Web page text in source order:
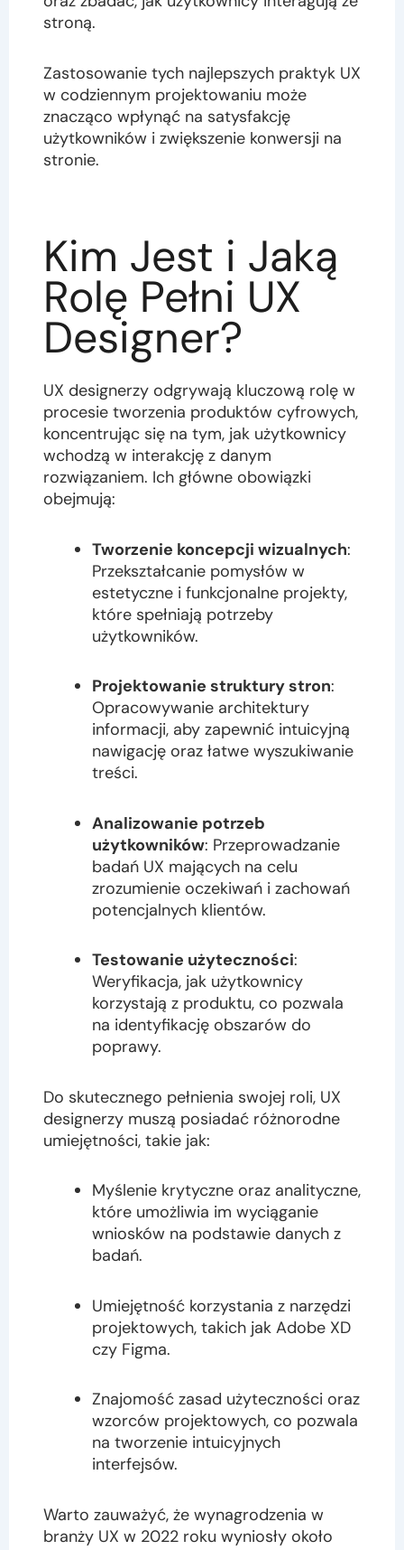
stroną.
Zastosowanie tych najlepszych praktyk UX
w codziennym projektowaniu może
znacząco wpłynąć na satysfakcję
użytkowników i zwiększenie konwersji na
stronie.
Kim Jest i Jaką
Rolę Pełni UX
Designer?
UX designerzy odgrywają kluczową rolę w
procesie tworzenia produktów cyfrowych,
koncentrując się na tym, jak użytkownicy
wchodzą w interakcję z danym
rozwiązaniem. Ich główne obowiązki
obejmują:
Tworzenie koncepcji wizualnych:
Przekształcanie pomysłów w
estetyczne i funkcjonalne projekty,
które spełniają potrzeby
użytkowników.
Projektowanie struktury stron:
Opracowywanie architektury
informacji, aby zapewnić intuicyjną
nawigację oraz łatwe wyszukiwanie
treści.
Analizowanie potrzeb
użytkowników: Przeprowadzanie
badań UX mających na celu
zrozumienie oczekiwań i zachowań
potencjalnych klientów.
Testowanie użyteczności:
Weryfikacja, jak użytkownicy
korzystają z produktu, co pozwala
na identyfikację obszarów do
poprawy.
Do skutecznego pełnienia swojej roli, UX
designerzy muszą posiadać różnorodne
umiejętności, takie jak:
Myślenie krytyczne oraz analityczne,
które umożliwia im wyciąganie
wniosków na podstawie danych z
badań.
Umiejętność korzystania z narzędzi
projektowych, takich jak Adobe XD
czy Figma.
Znajomość zasad użyteczności oraz
wzorców projektowych, co pozwala
na tworzenie intuicyjnych
interfejsów.
Warto zauważyć, że wynagrodzenia w
branży UX w 2022 roku wyniosły około